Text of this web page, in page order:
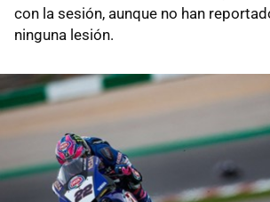
con la sesión, aunque no han
ninguna lesión.